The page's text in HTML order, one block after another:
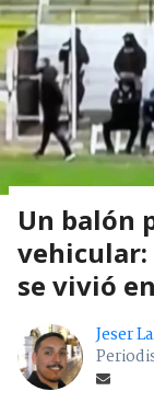
Un balón
se vivió
Jeser